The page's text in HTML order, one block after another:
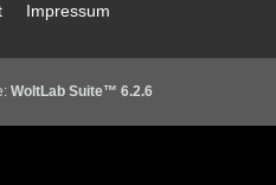
Impressum
WoltLab Suite™ 6.2.6